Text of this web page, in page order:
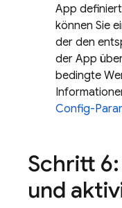
App
können Sie
der den
der App
bedingte
Config-
Schritt
und